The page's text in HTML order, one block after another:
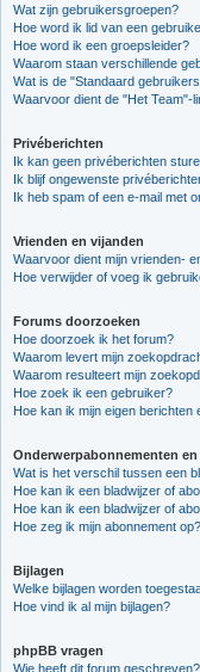
Wat zijn gebruikersgroepen?
Hoe word ik lid van een
Hoe word ik een groepsleider?
Waarom staan verschillende
Wat is de "Standaard
Waarvoor dient de "Het Team"-
Privéberichten
Ik kan geen privéberichten
Ik blijf ongewenste
Ik heb spam of een e-mail met
Vrienden en vijanden
Waarvoor dient mijn vrienden-
Hoe verwijder of voeg ik
Forums doorzoeken
Hoe doorzoek ik het forum?
Waarom levert mijn
Waarom resulteert mijn
Hoe zoek ik een gebruiker?
Hoe kan ik mijn eigen berichten
Onderwerpabonnementen
Wat is het verschil tussen een
Hoe kan ik een bladwijzer of
Hoe kan ik een bladwijzer of
Hoe zeg ik mijn abonnement op?
Bijlagen
Welke bijlagen worden
Hoe vind ik al mijn bijlagen?
phpBB vragen
Wie heeft dit forum geschreven?